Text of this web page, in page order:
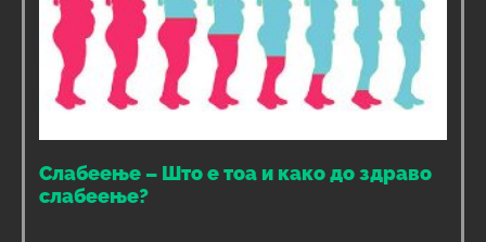
Слабеење – Што е тоа и како до здраво
слабеење?